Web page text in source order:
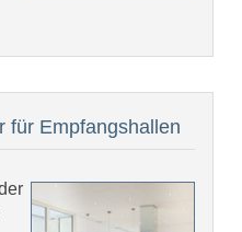
für Empfangshallen